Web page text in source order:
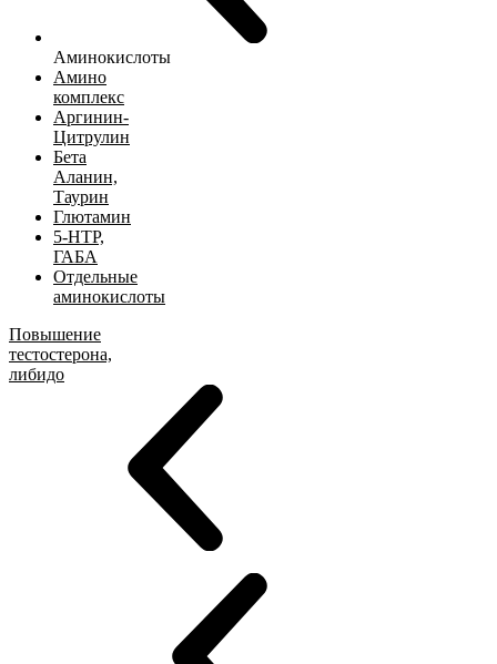
Аминокислоты
Амино
комплекс
Аргинин-
Цитрулин
Бета
Аланин,
Таурин
Глютамин
5-HTP,
ГАБА
Отдельные
аминокислоты
Повышение
тестостерона,
либидо